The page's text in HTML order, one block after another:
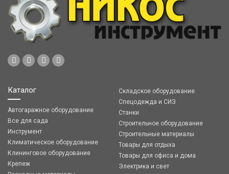
Каталог
Автогаражное оборудование
Все для сада
Инструмент
Климатическое оборудование
Клининговое оборудование
Крепеж
Складское оборудование
Спецодежда и СИЗ
Станки
Строительное оборудование
Строительные материалы
Товары для отдыха
Товары для офиса и дома
Электрика и свет